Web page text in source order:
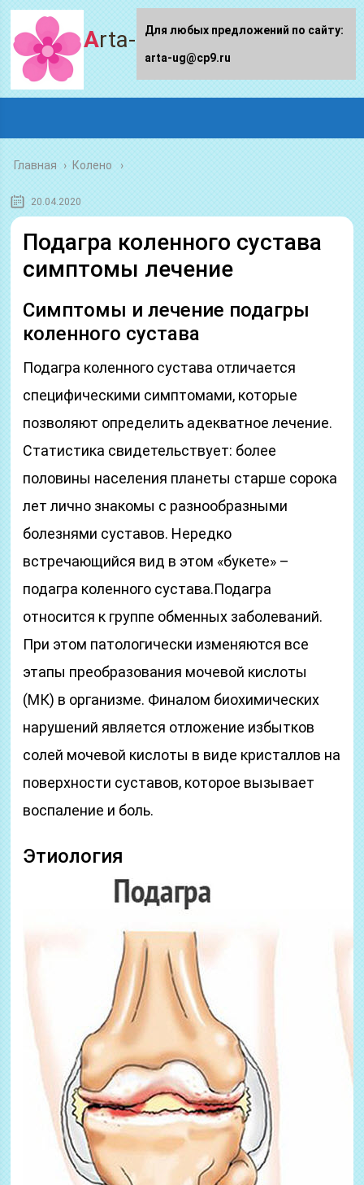
Arta-ug.ru
Главная › Колено
20.04.2020
Подагра коленного сустава
симптомы лечение
Симптомы и лечение подагры
коленного сустава
Подагра коленного сустава отличается
специфическими симптомами, которые
позволяют определить адекватное лечение.
Статистика свидетельствует: более
половины населения планеты старше сорока
лет лично знакомы с разнообразными
болезнями суставов. Нередко
встречающийся вид в этом «букете» –
подагра коленного сустава.Подагра
относится к группе обменных заболеваний.
При этом патологически изменяются все
этапы преобразования мочевой кислоты
(МК) в организме. Финалом биохимических
нарушений является отложение избытков
солей мочевой кислоты в виде кристаллов на
поверхности суставов, которое вызывает
воспаление и боль.
Этиология
Для любых предложений по сайту:
arta-ug@cp9.ru